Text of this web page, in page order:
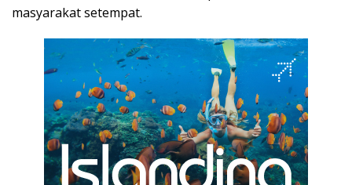
masyarakat setempat.